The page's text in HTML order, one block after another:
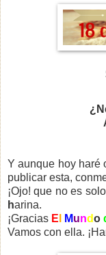
Y aunque hoy haré
publicar esta,
¡Ojo! que no es
harina.
¡Gracias E Mundo
Vamos con ella.